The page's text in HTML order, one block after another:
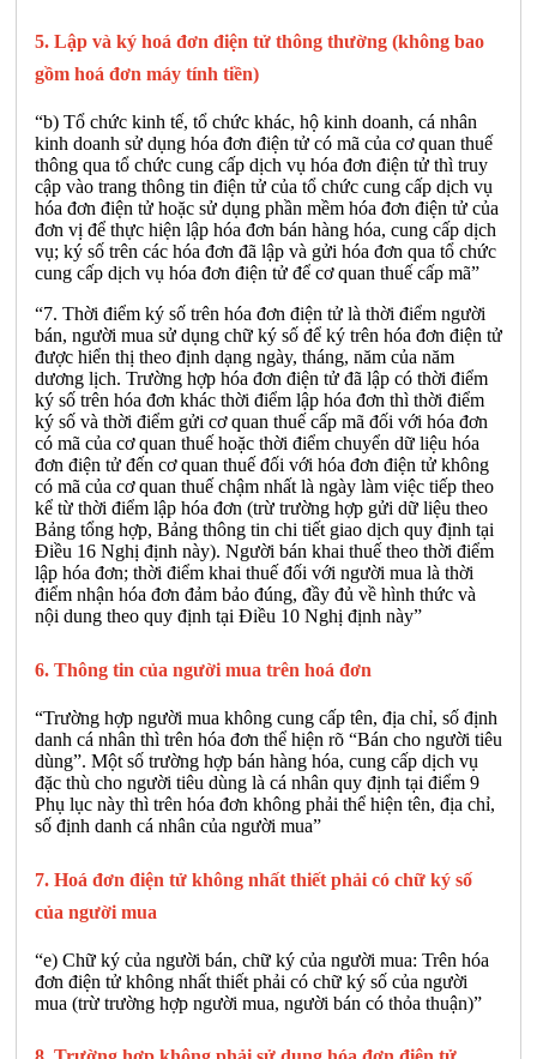
5. Lập và ký hoá đơn điện tử thông thường (không bao
gồm hoá đơn máy tính tiền)
“b) Tổ chức kinh tế, tổ chức khác, hộ kinh doanh, cá nhân
kinh doanh sử dụng hóa đơn điện tử có mã của cơ quan thuế
thông qua tổ chức cung cấp dịch vụ hóa đơn điện tử thì truy
cập vào trang thông tin điện tử của tổ chức cung cấp dịch vụ
hóa đơn điện tử hoặc sử dụng phần mềm hóa đơn điện tử của
đơn vị để thực hiện lập hóa đơn bán hàng hóa, cung cấp dịch
vụ; ký số trên các hóa đơn đã lập và gửi hóa đơn qua tổ chức
cung cấp dịch vụ hóa đơn điện tử để cơ quan thuế cấp mã”
“7. Thời điểm ký số trên hóa đơn điện tử là thời điểm người
bán, người mua sử dụng chữ ký số để ký trên hóa đơn điện tử
được hiển thị theo định dạng ngày, tháng, năm của năm
dương lịch. Trường hợp hóa đơn điện tử đã lập có thời điểm
ký số trên hóa đơn khác thời điểm lập hóa đơn thì thời điểm
ký số và thời điểm gửi cơ quan thuế cấp mã đối với hóa đơn
có mã của cơ quan thuế hoặc thời điểm chuyển dữ liệu hóa
đơn điện tử đến cơ quan thuế đối với hóa đơn điện tử không
có mã của cơ quan thuế chậm nhất là ngày làm việc tiếp theo
kể từ thời điểm lập hóa đơn (trừ trường hợp gửi dữ liệu theo
Bảng tổng hợp, Bảng thông tin chi tiết giao dịch quy định tại
Điều 16 Nghị định này). Người bán khai thuế theo thời điểm
lập hóa đơn; thời điểm khai thuế đối với người mua là thời
điểm nhận hóa đơn đảm bảo đúng, đầy đủ về hình thức và
nội dung theo quy định tại Điều 10 Nghị định này”
6. Thông tin của người mua trên hoá đơn
“Trường hợp người mua không cung cấp tên, địa chỉ, số định
danh cá nhân thì trên hóa đơn thể hiện rõ “Bán cho người tiêu
dùng”. Một số trường hợp bán hàng hóa, cung cấp dịch vụ
đặc thù cho người tiêu dùng là cá nhân quy định tại điểm 9
Phụ lục này thì trên hóa đơn không phải thể hiện tên, địa chỉ,
số định danh cá nhân của người mua”
7. Hoá đơn điện tử không nhất thiết phải có chữ ký số
của người mua
“e) Chữ ký của người bán, chữ ký của người mua: Trên hóa
đơn điện tử không nhất thiết phải có chữ ký số của người
mua (trừ trường hợp người mua, người bán có thỏa thuận)”